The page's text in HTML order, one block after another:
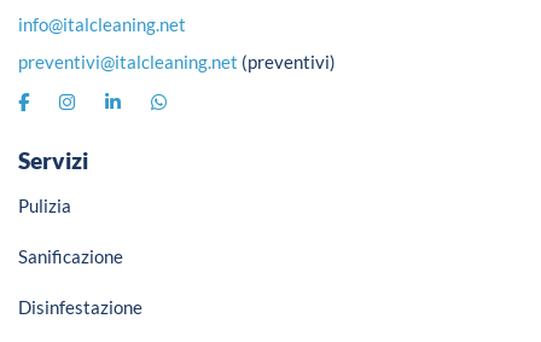
info@italcleaning.net
preventivi@italcleaning.net (preventivi)
Servizi
Pulizia
Sanificazione
Disinfestazione